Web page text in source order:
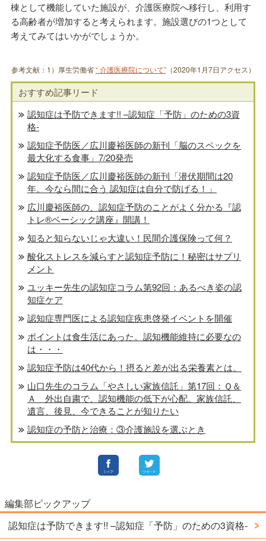
棟として機能していた施設が、介護医療院へ移行し、利用す
る高齢者が増加すると考えられます。施設選びの1つとして
考えてみてはいかがでしょうか。
参考文献：1）厚生労働省“ 介護医療院について”（2020年1月7日アクセス）
おすすめ記事リード
認知症は予防できます!! –認知症「予防」のための3資
格-
認知症予防医／広川慶裕医師の新刊「脳のスペックを
最大化する食事」7/20発売
認知症予防医／広川慶裕医師の新刊「潜伏期間は20
年。今なら間に合う 認知症は自分で防げる！」
広川慶裕医師の、認知症予防のことがよく分かる『認
トレ®️ベーシック講座』開講！
知ると知らないじゃ大違い！民間介護保険って何？
酸化ストレスを減らすと認知症予防に！秘密はサプリ
メント
ユッキー先生の認知症コラム第92回：あるべき姿の認
知症ケア
認知症専門医による認知症疾患啓発イベントを開催
ポイントは食生活にあった。認知機能維持に必要なの
は・・・
認知症予防は40代から！摂ると差が出る栄養素とは。
山口先生のコラム「やさしい家族信託」第17回：Ｑ＆
Ａ 外出自粛で、認知機能の低下が心配。家族信託、
遺言、後見、今できることが知りたい
認知症の予防と治療：③介護施設を選ぶとき
編集部ピックアップ
認知症は予防できます!! –認知症「予防」のための3資格-